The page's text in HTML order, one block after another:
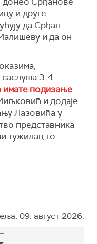
и друге
да Срђан
и да он
3-4
имате подизање
и додаје
Лазовића у
представника
тужилац то
09. август 2026.